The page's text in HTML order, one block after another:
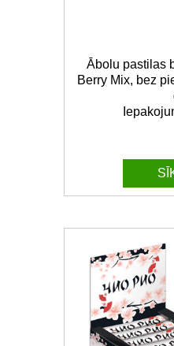
Ābolu pastilas
Berry Mix, bez